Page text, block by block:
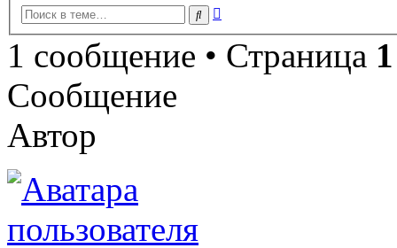
Поиск
1 сообщение • Страница 1
Сообщение
Автор